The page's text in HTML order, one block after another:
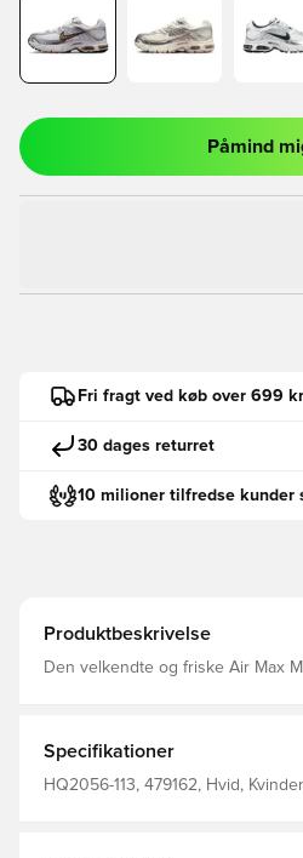
Påmind
Fri fragt ved køb over 699 kr
30 dages returret
10 milioner tilfredse kunder
Produktbeskrivelse
Den velkendte og friske Air Max
Specifikationer
HQ2056-113, 479162, Hvid,